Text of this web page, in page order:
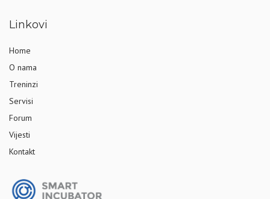
Linkovi
Home
O nama
Treninzi
Servisi
Forum
Vijesti
Kontakt